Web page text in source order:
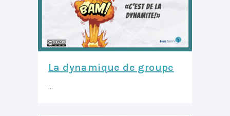
La dynamique de groupe
...